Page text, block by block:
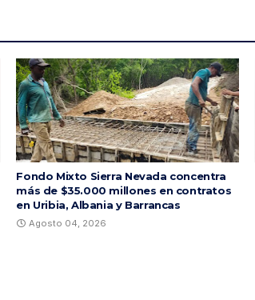
Fondo Mixto Sierra Nevada concentra
más de $35.000 millones en contratos
en Uribia, Albania y Barrancas
Agosto 04, 2026